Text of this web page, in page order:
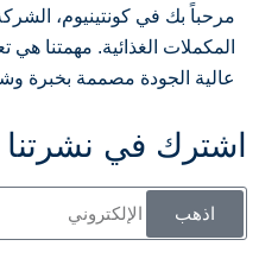
مرحباً بك في كونتينيوم،
المكملات الغذائية. مهمتنا
عالية الجودة مصممة بخبرة
اشترك في نشرتنا
اذهب